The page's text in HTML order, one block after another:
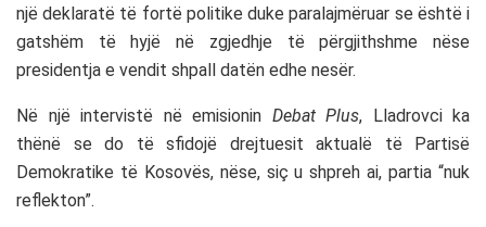
një deklaratë të fortë politike duke paralajmëruar se është i
gatshëm të hyjë në zgjedhje të përgjithshme nëse
presidentja e vendit shpall datën edhe nesër.
Në një intervistë në emisionin Debat Plus, Lladrovci ka
thënë se do të sfidojë drejtuesit aktualë të Partisë
Demokratike të Kosovës, nëse, siç u shpreh ai, partia “nuk
reflekton”.